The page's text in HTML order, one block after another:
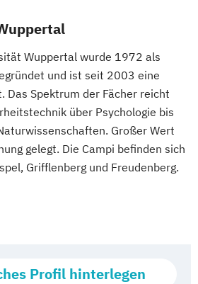
Wuppertal wurde 1972 als
und ist seit 2003 eine
Das Spektrum der Fächer reicht
über Psychologie bis
Großer Wert
gelegt. Die Campi befinden sich
Grifflenberg und Freudenberg.
Profil hinterlegen